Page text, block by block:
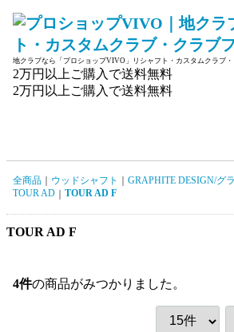
地クラブなら「プロショップVIVO」リシャフト・カスタムクラブ・
2万円以上ご購入で送料無料
2万円以上ご購入で送料無料
全商品 ウッドシャフト
GRAPHITE DESIGN/グ
TOUR AD
TOUR AD F
TOUR AD F
4件の商品がみつかりました。